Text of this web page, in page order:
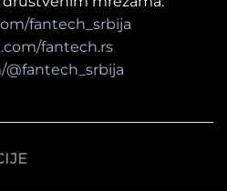
fantech_srbija
fantech.rs